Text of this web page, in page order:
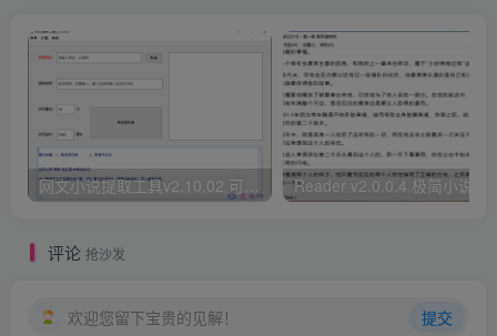
网文小说提取工具v2.10.02 可以自动下载小说 从此不再花钱看小说
评论 抢沙发
欢迎您留下宝贵的见解！ 提交